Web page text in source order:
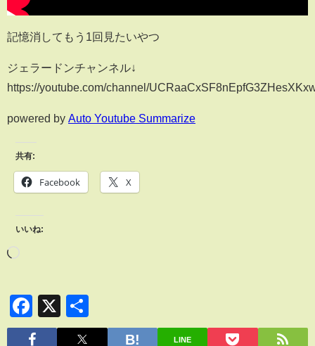
記憶消してもう1回見たいやつ
ジェラードンチャンネル↓
https://youtube.com/channel/
powered by Auto Youtube Summarize
共有:
Facebook X
いいね:
Facebook
X
有
LINE